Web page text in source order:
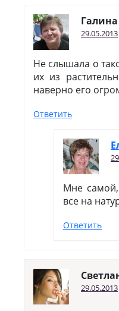
Галина
29.05.2013
Не слышала о
их из
наверно его
Ответить
Мне
все на
Ответить
29.05.2013